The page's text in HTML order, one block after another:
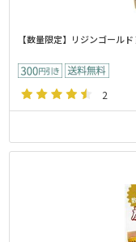
【数量限定】リジンゴール
2